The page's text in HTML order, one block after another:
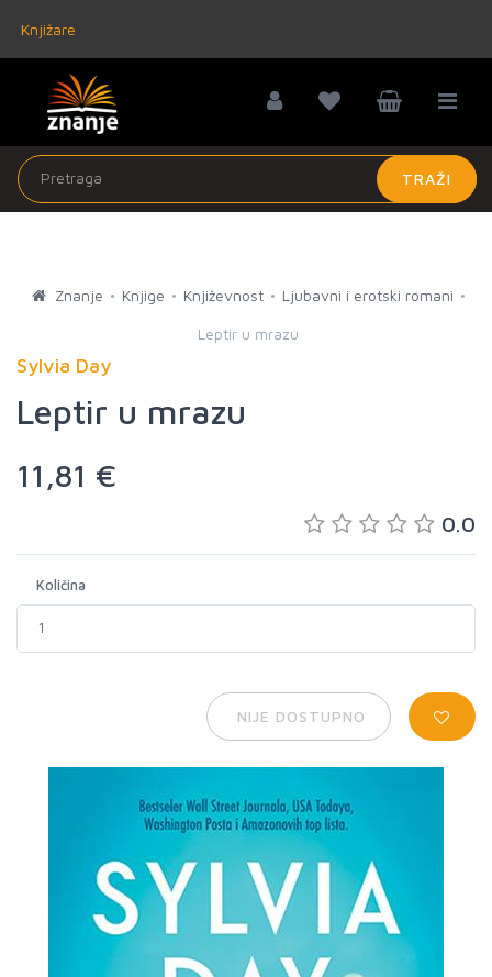
Knjižare
TRAŽI
Znanje Knjige Književnost Ljubavni i erotski romani
Leptir u mrazu
Sylvia Day
Leptir u mrazu
11,81 €
0.0
Količina
NIJE DOSTUPNO